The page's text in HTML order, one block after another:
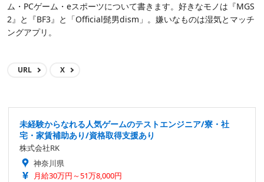
ム・PCゲーム・eスポーツについて書きます。好きなモノは『MGS
2』と『BF3』と「Official髭男dism」。嫌いなものは湿気とマッチ
ングアプリ。
URL X
未経験からなれる人気ゲームのテストエンジニア/寮・社
宅・家賃補助あり/資格取得支援あり
株式会社RK
神奈川県
月給30万円～51万8,000円